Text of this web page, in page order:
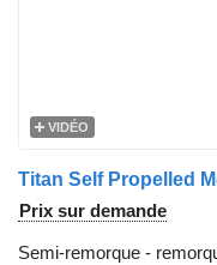
VIDÉO
Titan Self Propelled
Prix sur demande
Semi-remorque -